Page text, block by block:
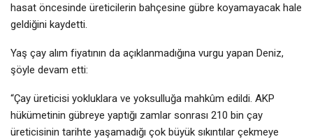
hasat öncesinde üreticilerin bahçesine gübre koyamayacak hale
geldiğini kaydetti.
Yaş çay alım fiyatının da açıklanmadığına vurgu yapan Deniz,
şöyle devam etti:
“Çay üreticisi yokluklara ve yoksulluğa mahkûm edildi. AKP
hükümetinin gübreye yaptığı zamlar sonrası 210 bin çay
üreticisinin tarihte yaşamadığı çok büyük sıkıntılar çekmeye